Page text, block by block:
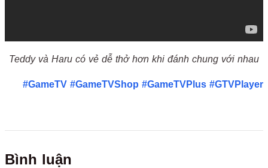
Teddy và Haru có vẻ dễ thở hơn khi đánh chung với nhau
#GameTV #GameTVShop #GameTVPlus #GTVPlayer
Bình luận